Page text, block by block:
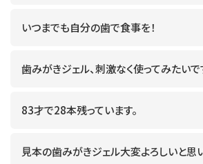
いつまでも自分の歯で食事を！
歯みがきジェル、刺激なく使ってみたいで
83才で28本残っています。
見本の歯みがきジェル大変よろしいと思